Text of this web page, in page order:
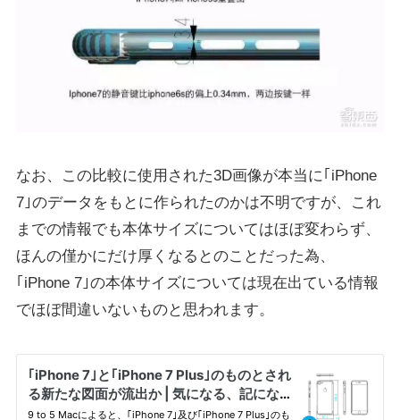
なお、この比較に使用された3D画像が本当に｢iPhone
7｣のデータをもとに作られたのかは不明ですが、これ
までの情報でも本体サイズについてはほぼ変わらず、
ほんの僅かにだけ厚くなるとのことだった為、
｢iPhone 7｣の本体サイズについては現在出ている情報
でほぼ間違いないものと思われます。